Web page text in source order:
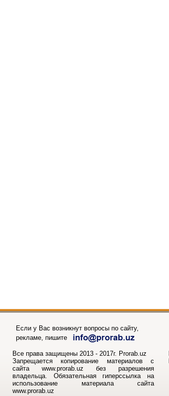
Если у Вас возникнут вопросы по сайту,
рекламе, пишите
Все права защищены 2013 - 2017г. Prorab.uz
Запрещается копирование материалов с
сайта www.prorab.uz без разрешения
владельца. Обязательная гиперссылка на
использование материала сайта
www.prorab.uz